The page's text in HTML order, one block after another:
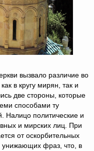
вызвало различие во
в кругу мирян, так и
две стороны, которые
способами ту
Налицо политические и
и мирских лиц. При
от оскорбительных
унижающих фраз, что, в